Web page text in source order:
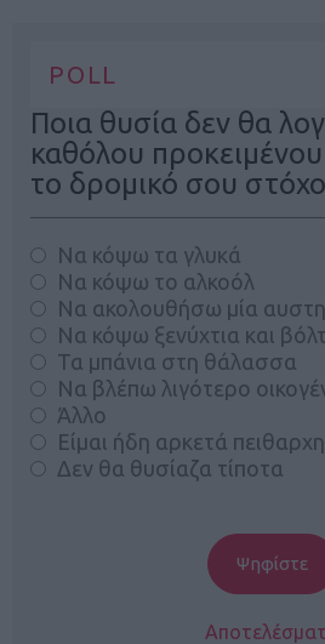
POLL
Ποια θυσία δεν θα
καθόλου προκειμένου
το δρομικό σου
Να κόψω τα γλυκά
Να κόψω το αλκοόλ
Να ακολουθήσω μία
Να κόψω ξενύχτια και
Τα μπάνια στη θάλασσα
Να βλέπω λιγότερο
Άλλο
Είμαι ήδη αρκετά
Δεν θα θυσίαζα τίποτα